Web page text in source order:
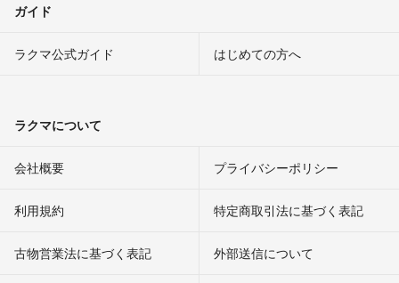
ガイド
ラクマ公式ガイド はじめての方へ
ラクマについて
会社概要 プライバシーポリシー
利用規約 特定商取引法に基づく表記
古物営業法に基づく表記 外部送信について